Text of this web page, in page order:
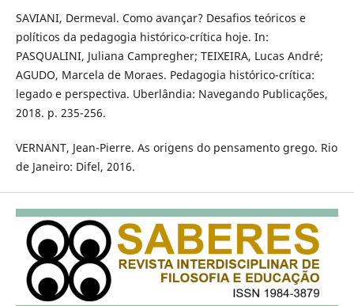
SAVIANI, Dermeval. Como avançar? Desafios teóricos e
políticos da pedagogia histórico-crítica hoje. In:
PASQUALINI, Juliana Campregher; TEIXEIRA, Lucas André;
AGUDO, Marcela de Moraes. Pedagogia histórico-crítica:
legado e perspectiva. Uberlândia: Navegando Publicações,
2018. p. 235-256.
VERNANT, Jean-Pierre. As origens do pensamento grego. Rio
de Janeiro: Difel, 2016.